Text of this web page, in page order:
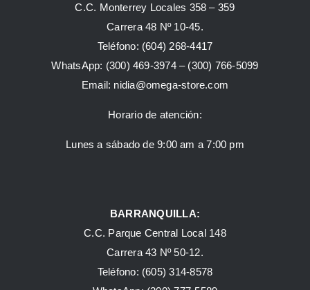
C.C. Monterrey Locales 358 – 359
Carrera 48 Nº 10-45.
Teléfono: (604) 268-4417
WhatsApp: (300) 469-3974 – (300) 766-5099
Email: nidia@omega-store.com
Horario de atención:
Lunes a sábado de 9:00 am a 7:00 pm
BARRANQUILLA:
C.C. Parque Central Local 148
Carrera 43 Nº 50-12.
Teléfono: (605) 314-8578